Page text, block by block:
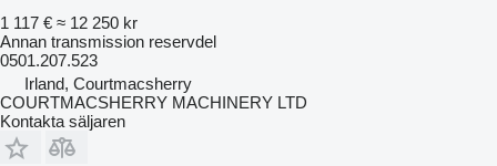
1 117 € ≈ 12 250 kr
Annan transmission reservdel
0501.207.523
Irland, Courtmacsherry
COURTMACSHERRY MACHINERY LTD
Kontakta säljaren